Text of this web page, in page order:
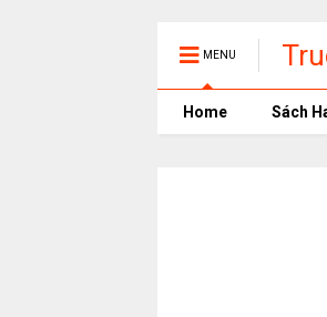
MENU
Home Sách